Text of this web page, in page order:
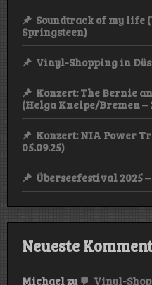
Soundtrack of my life
Springsteen)
Vinyl-Shopping in
Konzert: The Bernie
(Helga Kneipe/Bremen –
Konzert: NIA Power
05.09.25)
Überseefestival 2025 –
Neueste
Michaelzu
Vinyl-